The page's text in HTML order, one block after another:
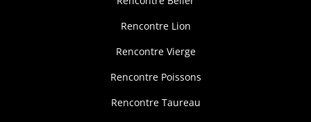
Rencontre Lion
Rencontre Vierge
Rencontre Poissons
Rencontre Taureau